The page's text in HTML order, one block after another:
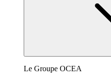
Le Groupe OCEA